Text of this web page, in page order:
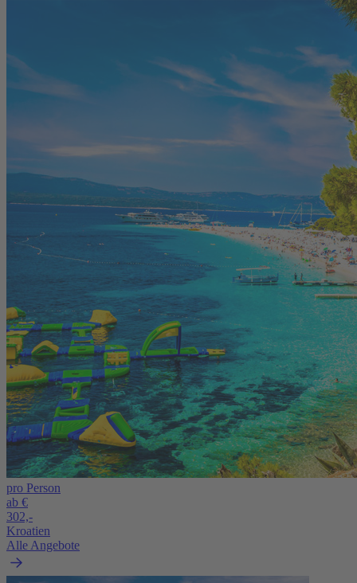
pro Person
ab €
302,-
Kroatien
Alle Angebote